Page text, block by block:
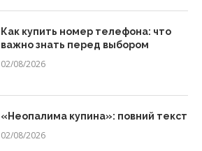
Как купить номер телефона: что
важно знать перед выбором
02/08/2026
«Неопалима купина»: повний текст
02/08/2026